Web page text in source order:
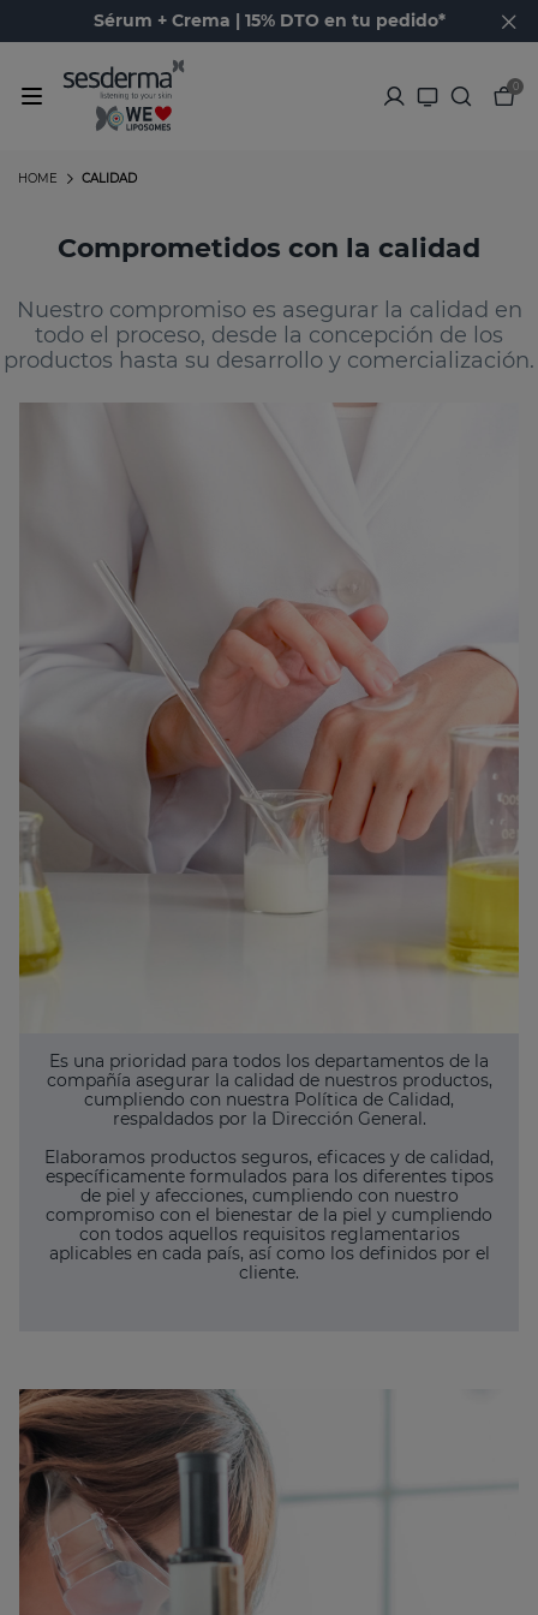
Sérum + Crema | 15% DTO en tu pedido*
0
CALIDAD
HOME
Comprometidos con la calidad
Nuestro compromiso es asegurar la calidad en
todo el proceso, desde la concepción de los
productos hasta su desarrollo y comercialización.
Es una prioridad para todos los departamentos de la
compañía asegurar la calidad de nuestros productos,
cumpliendo con nuestra Política de Calidad,
respaldados por la Dirección General.
Elaboramos productos seguros, eficaces y de calidad,
específicamente formulados para los diferentes tipos
de piel y afecciones, cumpliendo con nuestro
compromiso con el bienestar de la piel y cumpliendo
con todos aquellos requisitos reglamentarios
aplicables en cada país, así como los definidos por el
cliente.